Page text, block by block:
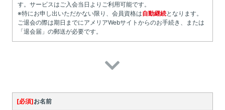
す。サービスはご入会当日よりご利用可能です。
※特にお申し出いただかない限り、会員資格は自動継続となります。
ご退会の際は期日までにアメリアWebサイトからのお手続き、または
「退会届」の郵送が必要です。
[必須]お名前